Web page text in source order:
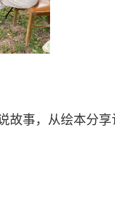
故事，从绘本分